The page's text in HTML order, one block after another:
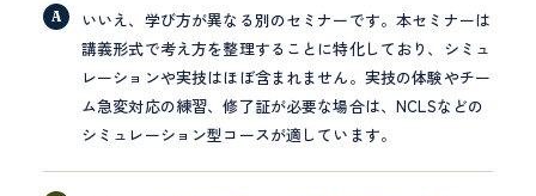
いいえ、学び方が異なる別のセミナーです。本セミナーは
講義形式で考え方を整理することに特化しており、シミュ
レーションや実技はほぼ含まれません。実技の体験やチー
ム急変対応の練習、修了証が必要な場合は、NCLSなどの
シミュレーション型コースが適しています。